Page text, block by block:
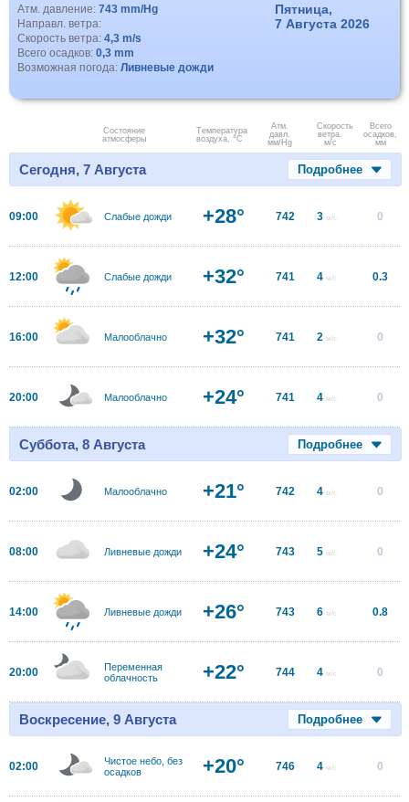
Атм. давление: 743 mm/Hg
Направл. ветра:
Скорость ветра: 4,3 m/s
Всего осадков: 0,3 mm
Возможная погода: Ливневые дожди
Пятница,
7 Августа 2026
Состояние
атмосферы
Температура
воздуха, °C
Атм.
давл.
мм/Hg
Скорость
ветра.
м/с
Всего
осадков,
мм
Сегодня, 7 Августа Подробнее
09:00 Слабые дожди +28° 742 3 м/с 0
12:00 Слабые дожди +32° 741 4 м/с 0.3
16:00 Малооблачно +32° 741 2 м/с 0
20:00 Малооблачно +24° 741 4 м/с 0
Суббота, 8 Августа Подробнее
02:00 Малооблачно +21° 742 4 м/с 0
08:00 Ливневые дожди +24° 743 5 м/с 0
14:00 Ливневые дожди +26° 743 6 м/с 0.8
20:00
Переменная
облачность
+22° 744 4 м/с 0
Воскресение, 9 Августа Подробнее
02:00
Чистое небо, без
осадков
+20° 746 4 м/с 0